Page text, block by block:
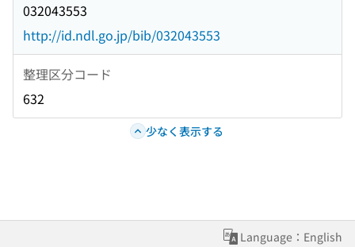
032043553
http://id.ndl.go.jp/bib/032043553
整理区分コード
632
少なく表示する
Language：English